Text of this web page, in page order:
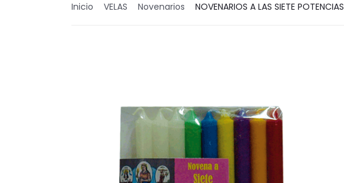
Inicio VELAS Novenarios NOVENARIOS A LAS SIETE POTENCIAS